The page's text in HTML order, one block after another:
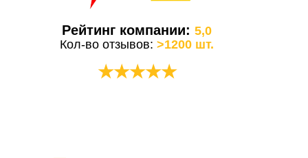
Рейтинг компании:5,0
Кол-во отзывов:>1200 шт.
★★★★★